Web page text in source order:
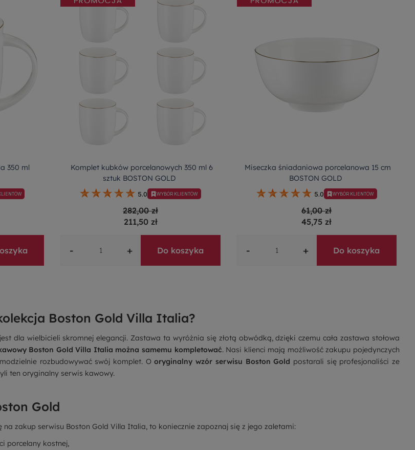
350 ml
Komplet kubków porcelanowych 350 ml 6
sztuk BOSTON GOLD
5.0 WYBÓR KLIENTÓW
282,00 zł
211,50 zł
- + Do koszyka
Miseczka śniadaniowa porcelanowa 15 cm
BOSTON GOLD
5.0 WYBÓR KLIENTÓW
61,00 zł
45,75 zł
- + Do koszyka
Boston Gold Villa Italia?
dla wielbicieli skromnej elegancji. Zastawa ta wyróżnia się złotą obwódką, dzięki czemu całazastawa stołowa
Boston Gold Villa Italia można samemu kompletować. Nasi klienci mają możliwość zakupu pojedynczych
rozbudowywać swój komplet. Ooryginalny wzór serwisu Boston Gold postarali się profesjonaliści ze
ten oryginalny serwis kawowy.
Gold
na zakup serwisu Boston Gold Villa Italia, to koniecznie zapoznaj się z jego zaletami:
porcelany kostnej,